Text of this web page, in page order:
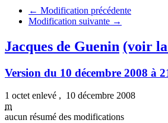
← Modification précédente
Modification suivante →
Jacques de Guenin (voir
Version du 10 décembre 2008 à
1 octet enlevé , 10 décembre 2008
m
aucun résumé des modifications